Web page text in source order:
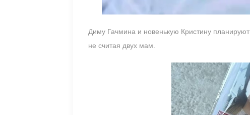
Диму Гачмина и новенькую Кристину
не считая двух мам.